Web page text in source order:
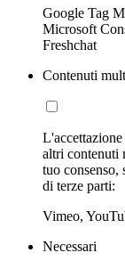
Google Tag
Microsoft
Freshchat
Contenuti
altri contenuti
tuo consenso,
di terze parti:
Vimeo,
Necessari